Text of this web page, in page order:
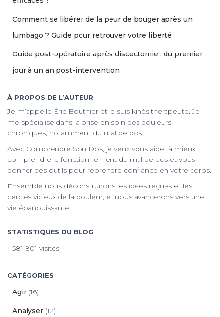
Comment se libérer de la peur de bouger après un
lumbago ? Guide pour retrouver votre liberté
Guide post-opératoire après discectomie : du premier
jour à un an post-intervention
À PROPOS DE L’AUTEUR
Je m’appelle Éric Bouthier et je suis kinésithérapeute. Je
me spécialise dans la prise en soin des douleurs
chroniques, notamment du mal de dos.
Avec Comprendre Son Dos, je veux vous aider à mieux
comprendre le fonctionnement du mal de dos et vous
donner des outils pour reprendre confiance en votre corps.
Ensemble nous déconstruirons les idées reçues et les
cercles vicieux de la douleur, et nous avancerons vers une
vie épanouissante !
STATISTIQUES DU BLOG
581 801 visites
CATÉGORIES
Agir (16)
Analyser (12)